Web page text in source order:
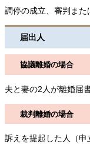
調停の成立、審判ま
届出人
協議離婚の場合
夫と妻の2人が離婚届
裁判離婚の場合
訴えを提起した人（